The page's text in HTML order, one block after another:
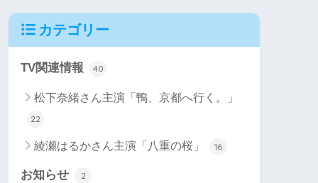
カテゴリー
TV関連情報 40
松下奈緒さん主演「鴨、京都へ行く。」
22
綾瀬はるかさん主演「八重の桜」 16
お知らせ 2